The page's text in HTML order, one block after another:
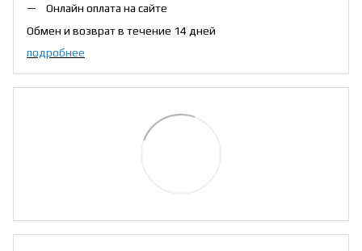
Онлайн оплата на сайте
Обмен и возврат в течение 14 дней
подробнее